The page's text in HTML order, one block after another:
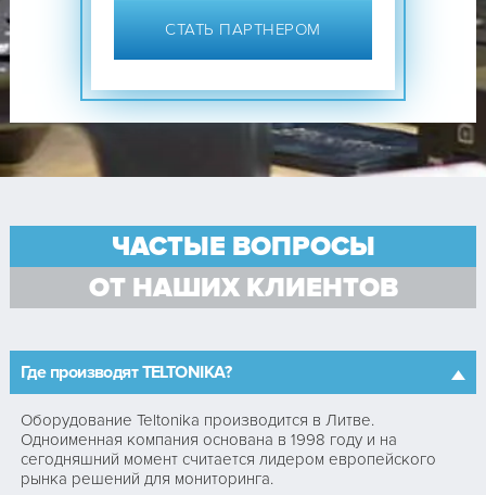
СТАТЬ ПАРТНЕРОМ
ЧАСТЫЕ ВОПРОСЫ
ОТ НАШИХ КЛИЕНТОВ
Где производят TELTONIKA?
Оборудование Teltonika производится в Литве.
Одноименная компания основана в 1998 году и на
сегодняшний момент считается лидером европейского
рынка решений для мониторинга.